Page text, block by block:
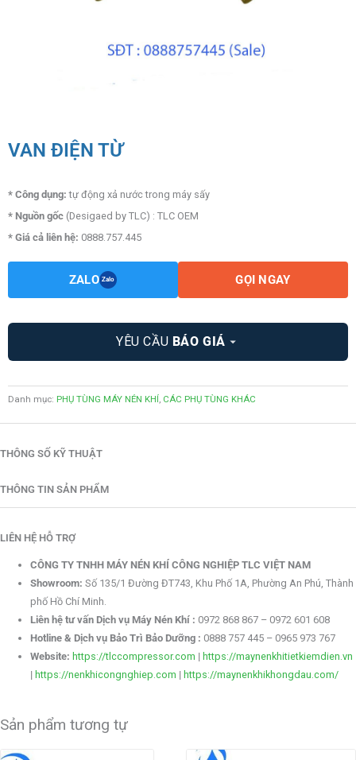
VAN ĐIỆN TỪ
* Công dụng: tự động xả nước trong máy sấy
* Nguồn gốc (Desigaed by TLC) : TLC OEM
* Giá cả liên hệ: 0888.757.445
ZALO Zalo GỌI NGAY
YÊU CẦU BÁO GIÁ
Danh mục: PHỤ TÙNG MÁY NÉN KHÍ CÁC PHỤ TÙNG KHÁC
THÔNG SỐ KỸ THUẬT
THÔNG TIN SẢN PHẨM
LIÊN HỆ HỖ TRỢ
CÔNG TY TNHH MÁY NÉN KHÍ CÔNG NGHIỆP TLC VIỆT NAM
Showroom: Số 135/1 Đường ĐT743, Khu Phố 1A, Phường An Phú, Thành
phố Hồ Chí Minh.
Liên hệ tư vấn Dịch vụ Máy Nén Khí : 0972 868 867 – 0972 601 608
Hotline & Dịch vụ Bảo Trì Bảo Dưỡng : 0888 757 445 – 0965 973 767
Website: https://tlccompressor.com | https://maynenkhitietkiemdien.vn
| https://nenkhicongnghiep.com | https://maynenkhikhongdau.com/
Sản phẩm tương tự